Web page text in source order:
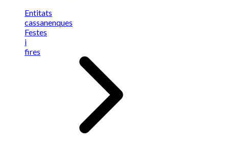
Entitats
cassanenques
Festes
i
fires